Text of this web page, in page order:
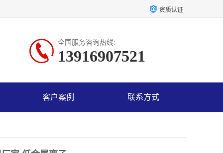
资质认证
全国服务咨询热线:
13916907521
客户案例 联系方式